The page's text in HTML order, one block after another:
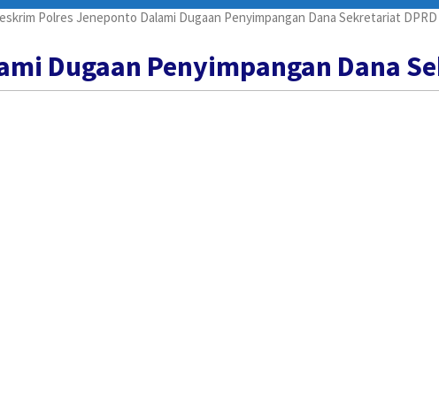
Polres Jeneponto Dalami Dugaan Penyimpangan Dana Sekretariat DPRD
Dugaan Penyimpangan Dana